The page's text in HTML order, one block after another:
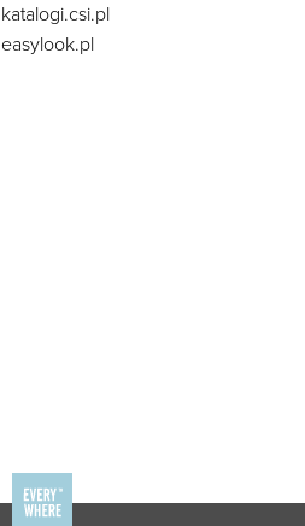
katalogi.csi.pl
easylook.pl